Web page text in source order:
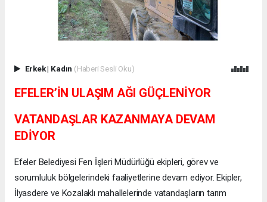
Erkek| Kadın (Haberi Sesli Oku)
EFELER’İN ULAŞIM AĞI GÜÇLENİYOR
VATANDAŞLAR KAZANMAYA DEVAM
EDİYOR
Efeler Belediyesi Fen İşleri Müdürlüğü ekipleri, görev ve
sorumluluk bölgelerindeki faaliyetlerine devam ediyor. Ekipler,
İlyasdere ve Kozalaklı mahallelerinde vatandaşların tarım